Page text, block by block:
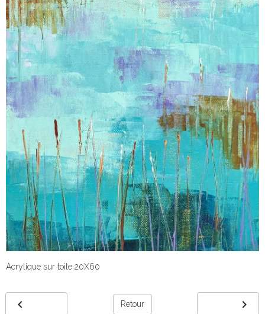
Acrylique sur toile 20X60
Retour